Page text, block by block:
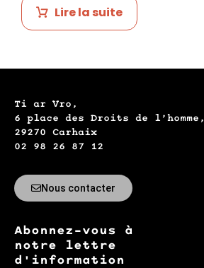
Lire la suite
Ti ar Vro,
6 place des Droits de l’homme,
29270 Carhaix
02 98 26 87 12
Nous contacter
Abonnez-vous à
notre lettre
d'information